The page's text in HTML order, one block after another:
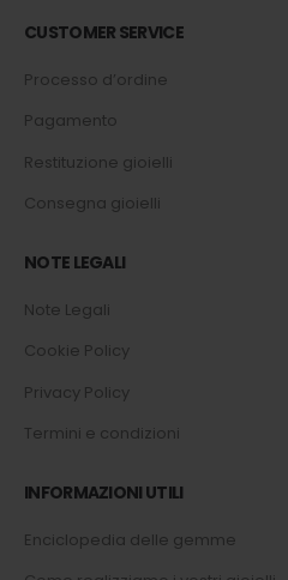
CUSTOMER SERVICE
Processo d’ordine
Pagamento
Restituzione gioielli
Consegna gioielli
NOTE LEGALI
Note Legali
Cookie Policy
Privacy Policy
Termini e condizioni
INFORMAZIONI UTILI
Enciclopedia delle gemme